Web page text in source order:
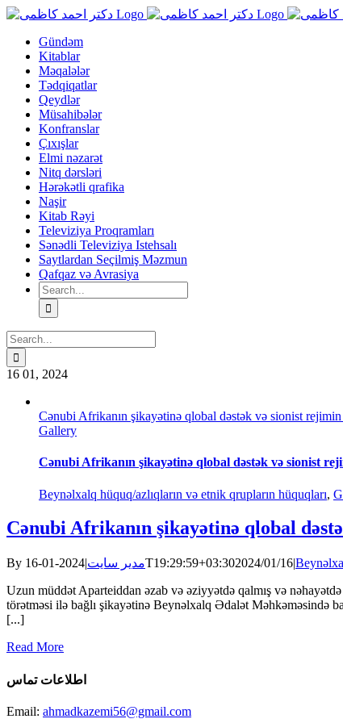
Skip
contentGündəm
Kitablar
Məqalələr
Tədqiqatlar
Qeydlər
Müsahibələr
Konfranslar
Çıxışlar
Elmi nəzarət
Nitq dərsləri
Hərəkətli qrafika
Naşir
Kitab Rəyi
Televiziya Proqramları
Sənədli Televiziya Istehsalı
Saytlardan Seçilmiş Məzmun
Qafqaz və Avrasiya
Search
for:
Search
for:
16 01, 2024
Cənubi Afrikanın şikayətinə qlobal dəstək və sionist
Gallery
Cənubi Afrikanın şikayətinə qlobal dəstək və sionist
Beynəlxalq hüquq/azlıqların və etnik qrupların hüquqları,
Cənubi Afrikanın şikayətinə qlobal
By مدیر سایت| 2024-01-16T19:29:59+03:302024/01/16|
Uzun müddət Aparteiddan əzab və əziyyətdə qalmış və
törətməsi ilə bağlı şikayətinə Beynəlxalq Ədalət Məhkəməsində
[...]
Read More
اطلاعات تماس
Email: ahmadkazemi56@gmail.com